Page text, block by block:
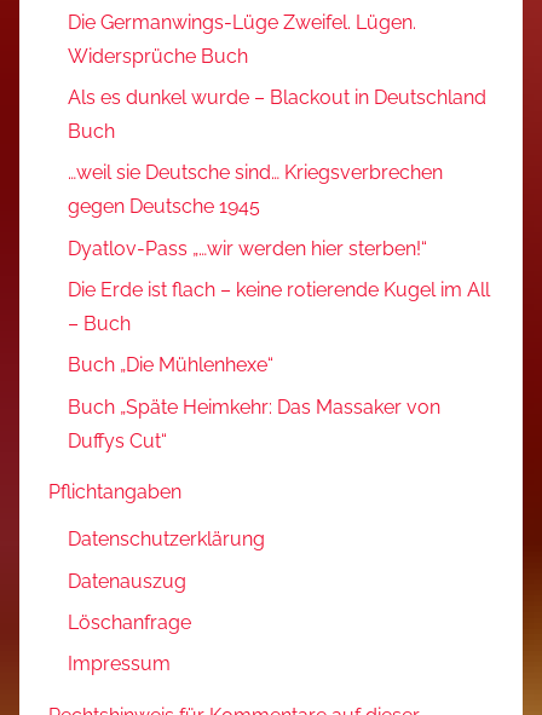
Die Germanwings-Lüge Zweifel. Lügen.
Widersprüche Buch
Als es dunkel wurde – Blackout in Deutschland
Buch
…weil sie Deutsche sind… Kriegsverbrechen
gegen Deutsche 1945
Dyatlov-Pass „…wir werden hier sterben!“
Die Erde ist flach – keine rotierende Kugel im All
– Buch
Buch „Die Mühlenhexe“
Buch „Späte Heimkehr: Das Massaker von
Duffys Cut“
Pflichtangaben
Datenschutzerklärung
Datenauszug
Löschanfrage
Impressum